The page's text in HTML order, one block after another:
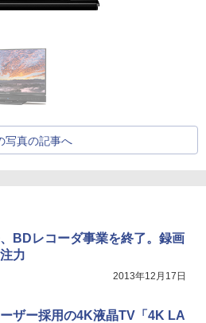
写真の記事へ
BDレコーダ事業を終了。録画
力
2013年12月17日
ザー採用の4K液晶TV「4K LA